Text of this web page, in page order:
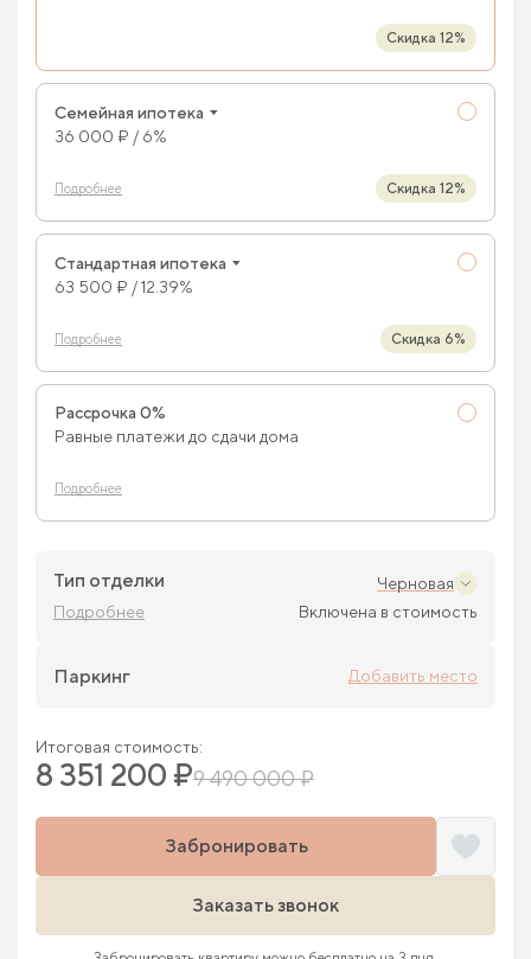
Скидка 12%
Семейная ипотека
36 000 ₽ / 6%
Подробнее Скидка 12%
Стандартная ипотека
63 500 ₽ / 12.39%
Подробнее Скидка 6%
Рассрочка 0%
Равные платежи до сдачи дома
Подробнее
Тип отделки
Черновая
Подробнее
Включена в стоимость
Паркинг Добавить место
Итоговая стоимость:
8 351 200 ₽9 490 000 ₽
Забронировать
Заказать звонок